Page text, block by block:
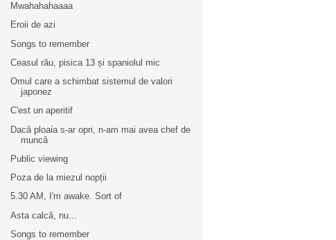
Mwahahahaaaa
Eroii de azi
Songs to remember
Ceasul rău, pisica 13 și spaniolul mic
Omul care a schimbat sistemul de valori
japonez
C'est un aperitif
Dacă ploaia s-ar opri, n-am mai avea chef de
muncă
Public viewing
Poza de la miezul nopții
5.30 AM, I'm awake. Sort of
Asta calcă, nu...
Songs to remember